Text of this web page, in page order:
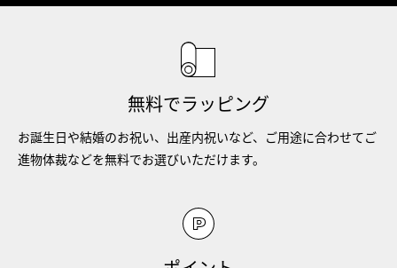
無料でラッピング
お誕生日や結婚のお祝い、出産内祝いなど、ご用途に合わせてご
進物体裁などを無料でお選びいただけます。